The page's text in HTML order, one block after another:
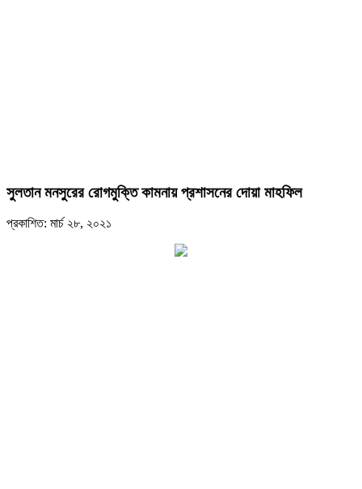
সুলতান মনসুরের রোগমুক্তি কামনায় প্রশাসনের দোয়া মাহফিল
প্রকাশিত: মার্চ ২৮, ২০২১